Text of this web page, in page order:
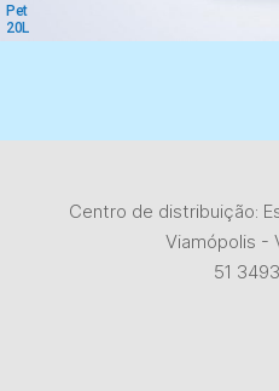
Pet
20L
Centro de distribuição:
Viamópolis -
51